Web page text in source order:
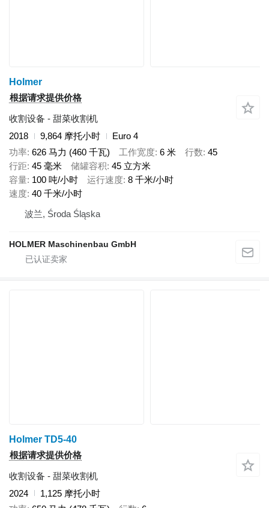
Holmer
根据请求提供价格
收割设备 - 甜菜收割机
2018
9,864 摩托小时
Euro 4
功率 626 马力 (460 千瓦) 工作宽度 6 米 行数 45
行距 45 毫米 储罐容积 45 立方米
容量 100 吨/小时 运行速度 8 千米/小时
速度 40 千米/小时
波兰, Środa Śląska
HOLMER Maschinenbau GmbH
Holmer TD5-40
根据请求提供价格
收割设备 - 甜菜收割机
2024
1,125 摩托小时